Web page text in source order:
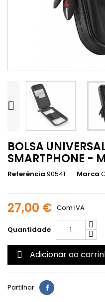

BOLSA
SMARTPHONE -
Referência 90541 Marca
27,00 € Com IVA
Quantidade
 Adicionar ao
Partilhar